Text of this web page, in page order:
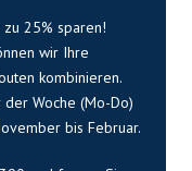
25% sparen!
wir Ihre
kombinieren.
Woche (Mo-Do)
bis Februar.